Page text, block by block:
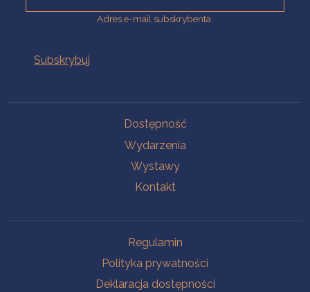
Adres e-mail subskrybenta.
Dostępność
Wydarzenia
Wystawy
Kontakt
Regulamin
Polityka prywatności
Deklaracja dostępności